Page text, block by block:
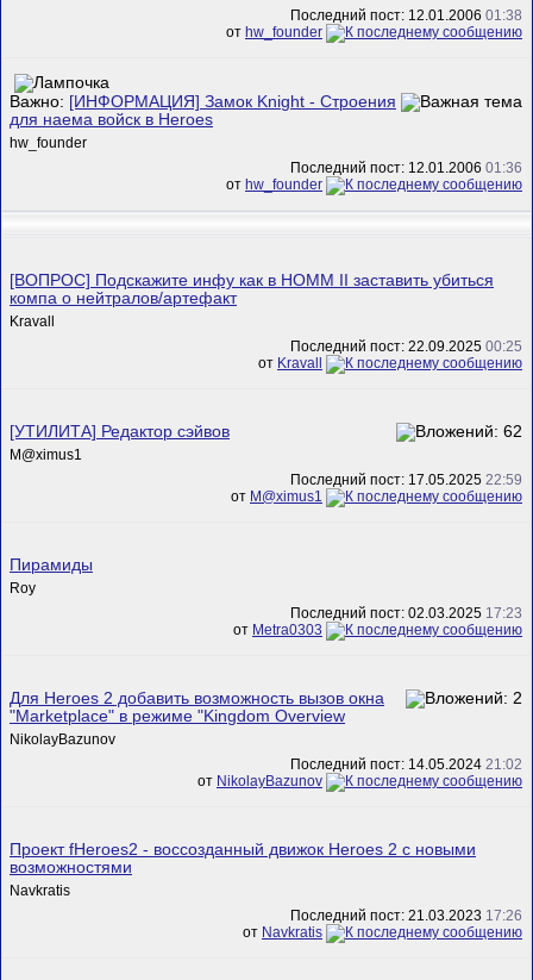
Последний пост: 12.01.2006 01:38
от hw_founder
Важно: [ИНФОРМАЦИЯ] Замок Knight - Строения
для наема войск в Heroes
hw_founder
Последний пост: 12.01.2006 01:36
от hw_founder
[ВОПРОС] Подскажите инфу как в HOMM II заставить убиться
компа о нейтралов/артефакт
Kravall
Последний пост: 22.09.2025 00:25
от Kravall
[УТИЛИТА] Редактор сэйвов
M@ximus1
Последний пост: 17.05.2025 22:59
от M@ximus1
Пирамиды
Roy
Последний пост: 02.03.2025 17:23
от Metra0303
Для Heroes 2 добавить возможность вызов окна
"Marketplace" в режиме "Kingdom Overview
NikolayBazunov
Последний пост: 14.05.2024 21:02
от NikolayBazunov
Проект fHeroes2 - воссозданный движок Heroes 2 с новыми
возможностями
Navkratis
Последний пост: 21.03.2023 17:26
от Navkratis